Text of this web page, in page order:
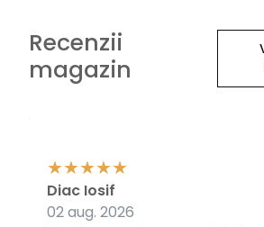
Recenzii
magazin
Diac Iosif
02 aug. 2026